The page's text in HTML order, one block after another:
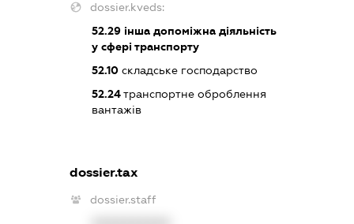
dossier.kveds:
52.29 інша допоміжна діяльність
у сфері транспорту
52.10 складське господарство
52.24транспортне оброблення
вантажів
dossier.tax
dossier.staff